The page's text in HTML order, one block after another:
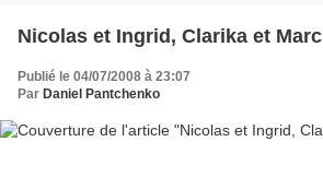
Nicolas et Ingrid, Clarika et Marc
Publié le 04/07/2008 à 23:07
Par Daniel Pantchenko